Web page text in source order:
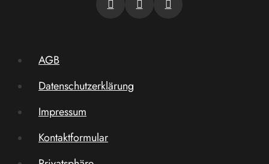
AGB
Datenschutzerklärung
Impressum
Kontaktformular